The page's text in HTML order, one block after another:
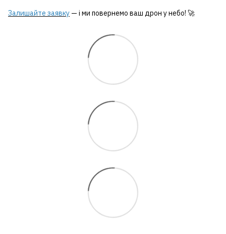
Залишайте заявку — і ми повернемо ваш дрон у небо! 🚀